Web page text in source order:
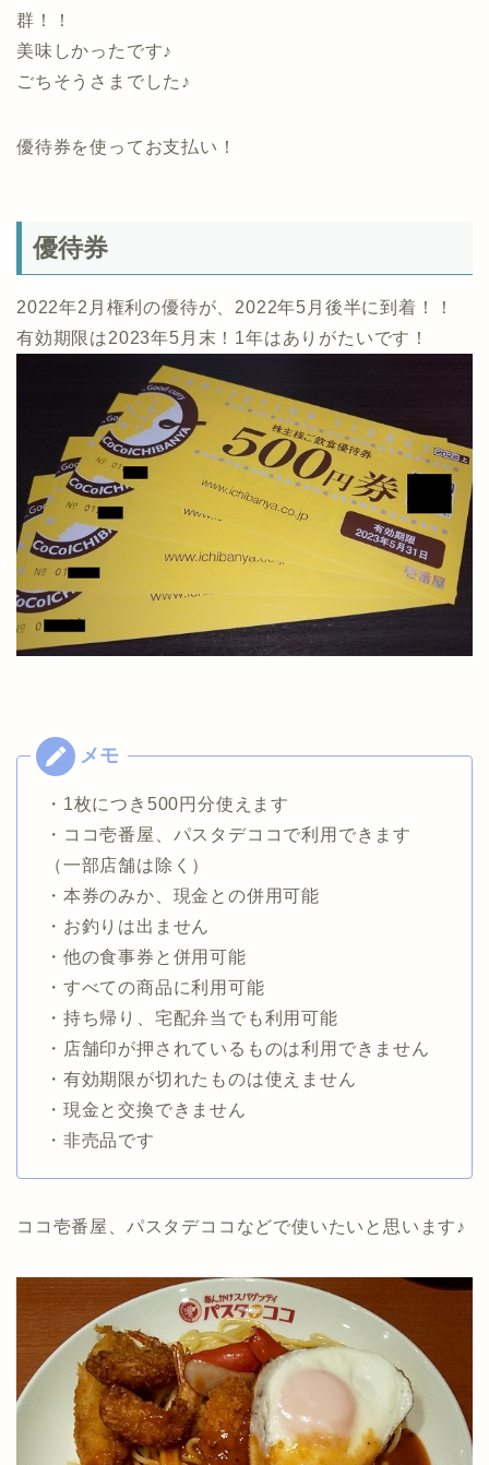
群！！
美味しかったです♪
ごちそうさまでした♪
優待券を使ってお支払い！
優待券
2022年2月権利の優待が、2022年5月後半に到着！！
有効期限は2023年5月末！1年はありがたいです！
・1枚につき500円分使えます
・ココ壱番屋、パスタデココで利用できます
（一部店舗は除く）
・本券のみか、現金との併用可能
・お釣りは出ません
・他の食事券と併用可能
・すべての商品に利用可能
・持ち帰り、宅配弁当でも利用可能
・店舗印が押されているものは利用できません
・有効期限が切れたものは使えません
・現金と交換できません
・非売品です
ココ壱番屋、パスタデココなどで使いたいと思います♪